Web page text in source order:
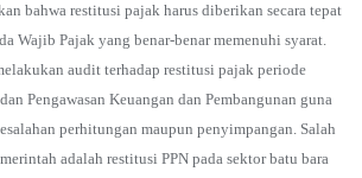
bahwa restitusi pajak harus diberikan secara tepat
Wajib Pajak yang benar-benar memenuhi syarat.
audit terhadap restitusi pajak periode
Pengawasan Keuangan dan Pembangunan guna
perhitungan maupun penyimpangan. Salah
adalah restitusi PPN pada sektor batu bara